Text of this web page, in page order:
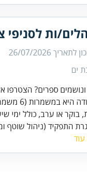
ות לסניפי
לתאריך26/07/2026
ים
בוקר או ערב, כולל ימי
התפקיד (ניהול שוטף